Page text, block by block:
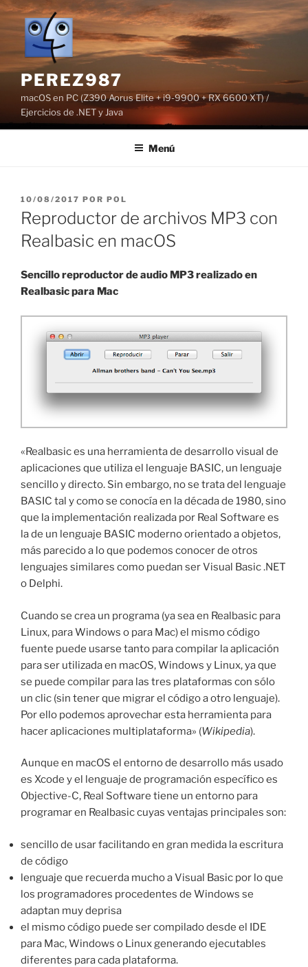
Saltar
contenido
PEREZ987
macOS en PC (Z390 Aorus Elite + i9-9900 + RX 6600 XT) /
Ejercicios de .NET y Java
Menú
PUBLICADO
EL
10/08/2017 POR POL
Reproductor de archivos MP3 con
Realbasic en macOS
Sencillo reproductor de audio MP3 realizado en
Realbasic para Mac
«Realbasic es una herramienta de desarrollo visual de
aplicaciones que utiliza el lenguaje BASIC, un lenguaje
sencillo y directo. Sin embargo, no se trata del lenguaje
BASIC tal y como se conocía en la década de 1980, sino
que la implementación realizada por Real Software es
la de un lenguaje BASIC moderno orientado a objetos,
más parecido a lo que podemos conocer de otros
lenguajes similares como puedan ser Visual Basic .NET
o Delphi.
Cuando se crea un programa (ya sea en Realbasic para
Linux, para Windows o para Mac) el mismo código
fuente puede usarse tanto para compilar la aplicación
para ser utilizada en macOS, Windows y Linux, ya que
se puede compilar para las tres plataformas con sólo
un clic (sin tener que migrar el código a otro lenguaje).
Por ello podemos aprovechar esta herramienta para
hacer aplicaciones multiplataforma» (Wikipedia).
Aunque en macOS el entorno de desarrollo más usado
es Xcode y el lenguaje de programación específico es
Objective-C, Real Software tiene un entorno para
programar en Realbasic cuyas ventajas principales son:
sencillo de usar facilitando en gran medida la escritura
de código
lenguaje que recuerda mucho a Visual Basic por lo que
los programadores procedentes de Windows se
adaptan muy deprisa
el mismo código puede ser compilado desde el IDE
para Mac, Windows o Linux generando ejecutables
diferentes para cada plataforma.